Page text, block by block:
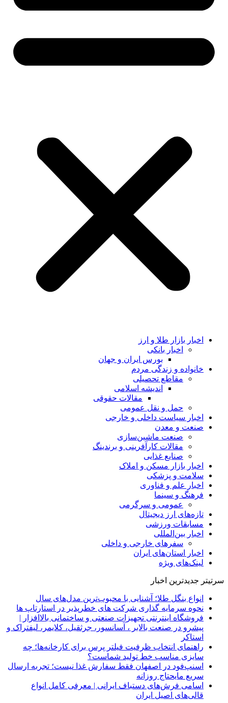
اخبار بازار طلا و ارز
اخبار بانکی
بورس ایران و جهان
خانواده و زندگی مردم
مقاطع تحصیلی
اندیشه اسلامی
مقالات حقوقی
حمل و نقل عمومی
اخبار سیاست داخلی و خارجی
صنعت و معدن
صنعت ماشین‌سازی
مقالات کارآفرینی و برندینگ
صنایع غذایی
اخبار بازار مسکن و املاک
سلامت و پزشکی
اخبار علم و فناوری
فرهنگ و سینما
عمومی و سرگرمی
تازه‌های ارز دیجیتال
مسابقات ورزشی
اخبار بین‌المللی
سفرهای خارجی و داخلی
اخبار استان‌های ایران
لینک‌های ویژه
سرتیتر جدیدترین اخبار
انواع بنگل طلا؛ آشنایی با محبوب‌ترین مدل‌های سال
نحوه سرمایه‌ گذاری شرکت‌ های خطرپذیر در استارتاپ ها
فروشگاه اینترنتی تجهیزات صنعتی و ساختمانی بالاافزار |
پیشرو در صنعت بالابر ، آسانسور، جرثقیل، کلایمر، لیفتراک و
استاکر
راهنمای انتخاب ظرفیت فیلتر پرس برای کارخانه‌ها؛ چه
سایزی مناسب خط تولید شماست؟
اسنپ‌فود در اصفهان فقط سفارش غذا نیست؛ تجربه ارسال
سریع مایحتاج روزانه
اسامی فرش‌های دستباف ایرانی | معرفی کامل انواع
قالی‌های اصیل ایران